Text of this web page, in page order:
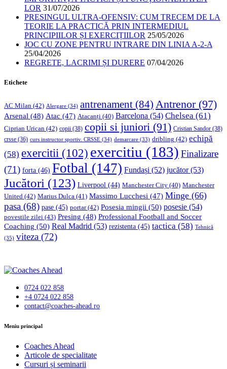
LOR 31/07/2026
PRESINGUL ULTRA-OFENSIV: CUM TRECEM DE LA
TEORIE LA PRACTICĂ PRIN INTERMEDIUL
PRINCIPIILOR ȘI EXERCIȚIILOR 25/05/2026
JOC CU ZONE PENTRU INTRARE DIN LINIA A-2-A
25/04/2026
REGRETE, LACRIMI ȘI DURERE 07/04/2026
Etichete
AC Milan (42) Alergare (34) antrenament (84) Antrenor(97)
Arsenal (48) Atac (47) Atacanți (40) Barcelona (54) Chelsea (61)
Ciprian Urican (42) copii (38) copii si juniori (91) Cristian Sandor (38)
crsse (36) curs instructor sportiv. CRSSE (34) demarcare (33) dribling (42) echipă
(58) exercitii (102) exercitiu (183) Finalizare
(71) forta (46) Fotbal (147) Fundași (52) jucător(53)
Jucători (123) Liverpool (44) Manchester City (40) Manchester
United (42) Marius Dulca (41) Massimo Lucchesi (47) Minge (66)
pasa (68) pase (45) portar(42) Posesia mingii (50) posesie (54)
povestile zilei (43) Presing (48) Professional Football and Soccer
Coaching (50) Real Madrid (53) rezistenta (45) tactica (58) Tehnică
(35) viteza (72)
0724 022 858
+4 0724 022 858
contact@coaches-ahead.ro
facebook-
Meniu principal
Coaches Ahead
Articole de specialitate
Cursuri și seminarii